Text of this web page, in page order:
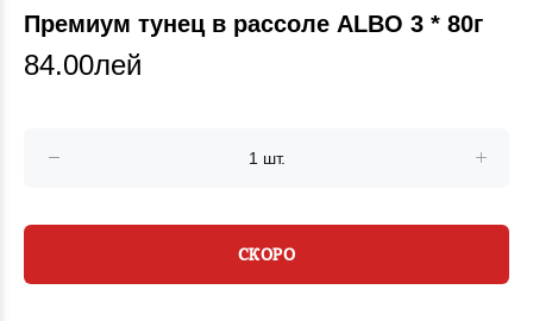
Премиум тунец в рассоле ALBO 3 * 80г
84.00лей
СКОРО